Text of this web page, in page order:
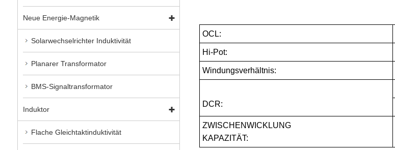
Neue Energie-Magnetik
Solarwechselrichter Induktivität
Planarer Transformator
BMS-Signaltransformator
Induktor
Flache Gleichtaktinduktivität
OCL:
Hi-Pot:
Windungsverhältnis:
DCR:
ZWISCHENWICKLUNG
KAPAZITÄT: